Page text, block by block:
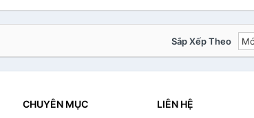
Sắp Xếp Theo
CHUYÊN MỤC LIÊN HỆ